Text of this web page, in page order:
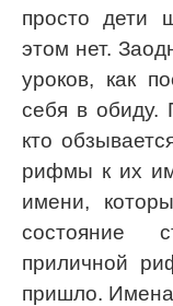
просто дети
этом нет.
уроков, как
себя в обиду.
кто
рифмы к их
имени,
состояние
приличной
пришло.